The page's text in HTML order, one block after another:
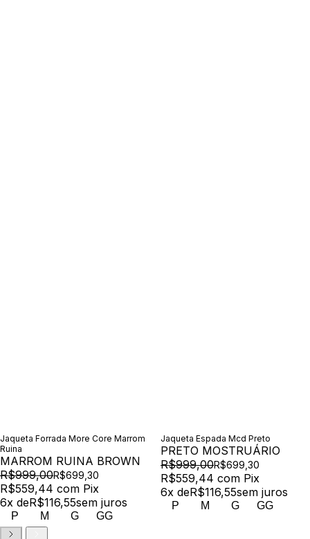
Jaqueta Forrada More Core Marrom
Ruina
MARROM RUINA BROWN
R$999,00R$699,30
R$559,44 com Pix
6x deR$116,55sem juros
P M G GG
Jaqueta Espada Mcd Preto
PRETO MOSTRUÁRIO
R$999,00R$699,30
R$559,44 com Pix
6x deR$116,55sem juros
P M G GG